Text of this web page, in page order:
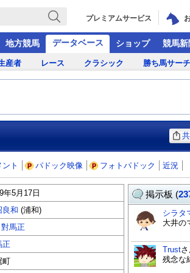
プレミアムサービス
地方競馬 データベース ショップ 競馬新
産者 レース クラシック 勝ち馬サーチ
ント パドック映像 フォトパドック 近況
年5月17日
良和 (浦和)
對馬正
正
町
掲示板 (
シラタ
Trust